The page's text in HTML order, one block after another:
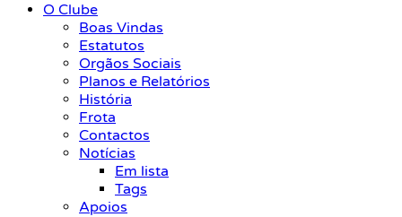
O Clube
Boas Vindas
Estatutos
Orgãos Sociais
Planos e Relatórios
História
Frota
Contactos
Notícias
Em lista
Tags
Apoios